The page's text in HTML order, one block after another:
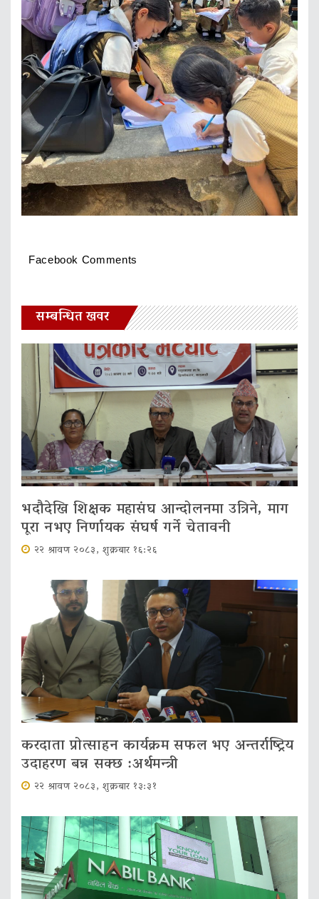
Facebook Comments
सम्बन्धित खवर
भदौदेखि शिक्षक महासंघ आन्दोलनमा उत्रिने, माग
पूरा नभए निर्णायक संघर्ष गर्ने चेतावनी
२२ श्रावण २०८३, शुक्रबार १६:२६
करदाता प्रोत्साहन कार्यक्रम सफल भए अन्तर्राष्ट्रिय
उदाहरण बन्न सक्छ :अर्थमन्त्री
२२ श्रावण २०८३, शुक्रबार १३:३१